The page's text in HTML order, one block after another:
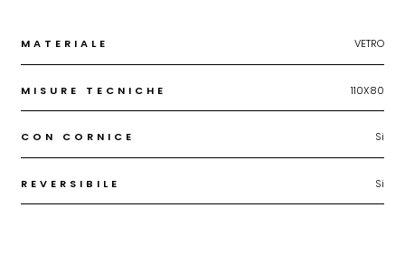
MATERIALE VETRO
MISURE TECNICHE 110X80
CON CORNICE Si
REVERSIBILE Si